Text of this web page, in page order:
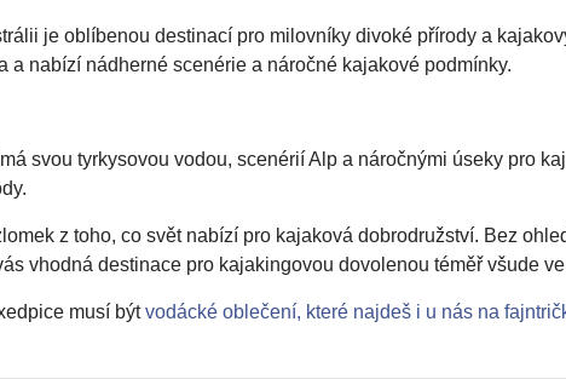
je oblíbenou destinací pro milovníky divoké přírody a
a nabízí nádherné scenérie a náročné kajakové podmínky.
svou tyrkysovou vodou, scenérií Alp a náročnými úseky pro
z toho, co svět nabízí pro kajaková dobrodružství. Bez
vhodná destinace pro kajakingovou dovolenou téměř všude
musí býtvodácké oblečení, které najdeš i u nás na